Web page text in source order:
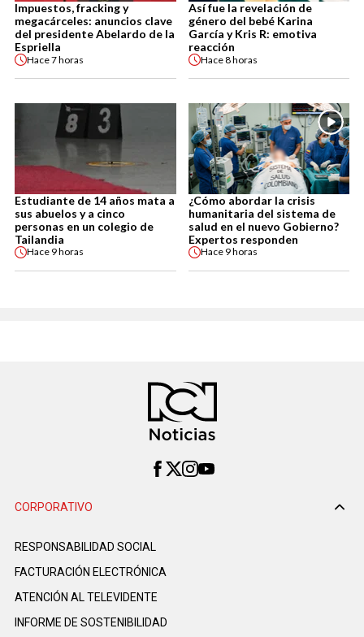
Impuestos, fracking y
megacárceles: anuncios clave
del presidente Abelardo de la
Espriella
Hace7 horas
Así fue la revelación de
género del bebé Karina
García y Kris R: emotiva
reacción
Hace8 horas
Estudiante de 14 años mata a
sus abuelos y a cinco
personas en un colegio de
Tailandia
Hace 9 horas
¿Cómo abordar la crisis
humanitaria del sistema de
salud en el nuevo Gobierno?
Expertos responden
Hace 9 horas
CORPORATIVO
RESPONSABILIDAD SOCIAL
FACTURACIÓN ELECTRÓNICA
ATENCIÓN AL TELEVIDENTE
INFORME DE SOSTENIBILIDAD